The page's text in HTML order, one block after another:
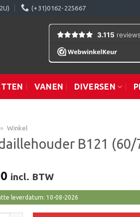
(+31)0162-225667
VANEN DIVERSEN
» Winkel
B121 (60/
incl. BTW
leverdatum: 10-08-2026